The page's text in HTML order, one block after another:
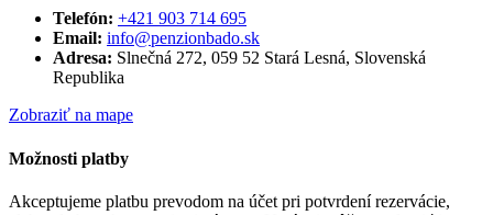
Telefón: +421 903 714 695
Email: info@penzionbado.sk
Adresa: Slnečná 272, 059 52 Stará Lesná, Slovenská
Republika
Zobraziť na mape
Možnosti platby
Akceptujeme platbu prevodom na účet pri potvrdení rezervácie,